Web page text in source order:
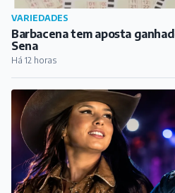
VARIEDADES
Barbacena tem aposta
Sena
Há 12 horas